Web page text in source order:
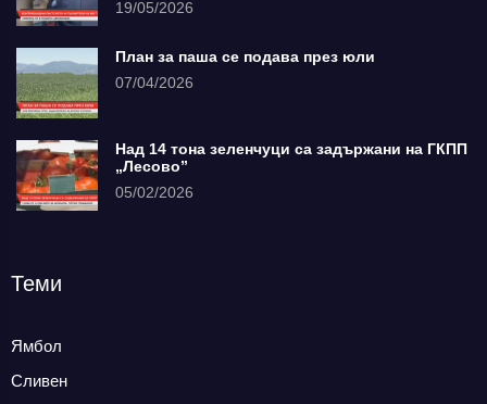
19/05/2026
План за паша се подава през юли
07/04/2026
Над 14 тона зеленчуци са задържани на ГКПП
„Лесово”
05/02/2026
Теми
Ямбол
Сливен